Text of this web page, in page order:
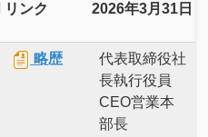
リンク 2026年3月31日
略歴
代表取締役社
長執行役員
CEO営業本
部長